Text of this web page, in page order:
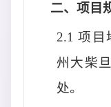
二、 项目
2.1 项目
州大柴
处。